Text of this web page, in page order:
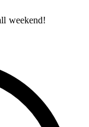
weekend!